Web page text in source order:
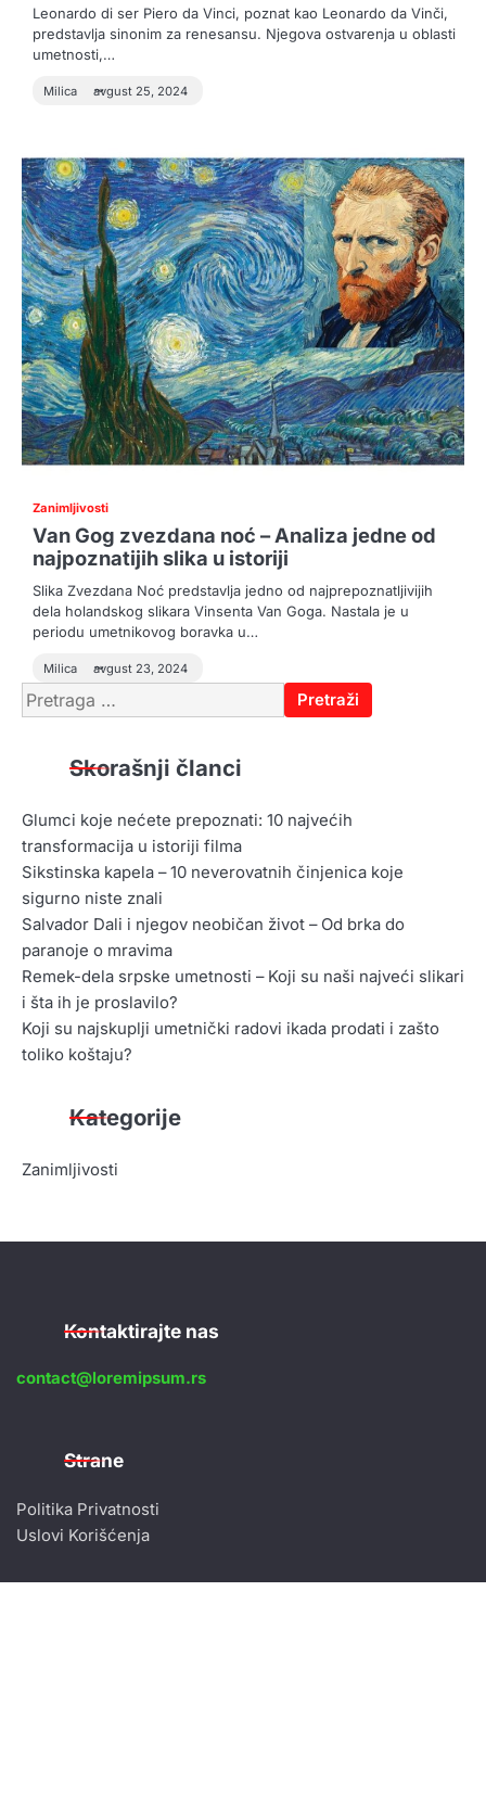
Leonardo di ser Piero da Vinci, poznat kao Leonardo da Vinči,
predstavlja sinonim za renesansu. Njegova ostvarenja u oblasti
umetnosti,…
Milica avgust 25, 2024
Zanimljivosti
Van Gog zvezdana noć – Analiza jedne od
najpoznatijih slika u istoriji
Slika Zvezdana Noć predstavlja jedno od najprepoznatljivijih
dela holandskog slikara Vinsenta Van Goga. Nastala je u
periodu umetnikovog boravka u…
Milica avgust 23, 2024
Pretraga
za:
Skorašnji članci
Glumci koje nećete prepoznati: 10 najvećih
transformacija u istoriji filma
Sikstinska kapela – 10 neverovatnih činjenica koje
sigurno niste znali
Salvador Dali i njegov neobičan život – Od brka do
paranoje o mravima
Remek-dela srpske umetnosti – Koji su naši najveći slikari
i šta ih je proslavilo?
Koji su najskuplji umetnički radovi ikada prodati i zašto
toliko koštaju?
Kategorije
Zanimljivosti
Kontaktirajte nas
contact@loremipsum.rs
Strane
Politika Privatnosti
Uslovi Korišćenja